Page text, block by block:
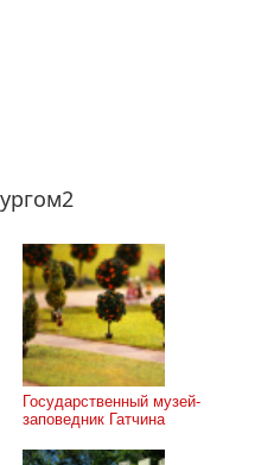
Государственный музей-
заповедник Гатчина